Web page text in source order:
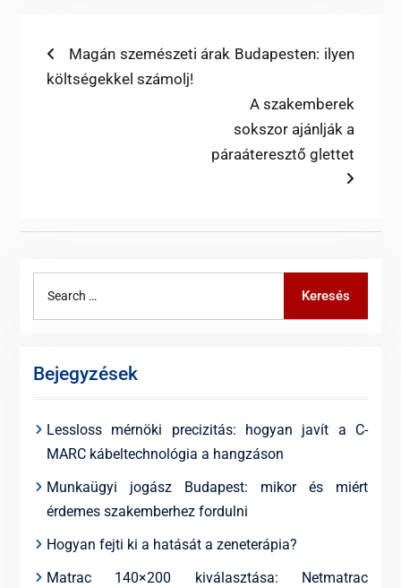
Bejegyzés
navigáció
Previous
post:
Magán szemészeti árak Budapesten: ilyen
költségekkel számolj!
Next
post:
A szakemberek
sokszor ajánlják a
páraáteresztő glettet
Keresés
Bejegyzések
Lessloss mérnöki precizitás: hogyan javít a C-
MARC kábeltechnológia a hangzáson
Munkaügyi jogász Budapest: mikor és miért
érdemes szakemberhez fordulni
Hogyan fejti ki a hatását a zeneterápia?
Matrac 140×200 kiválasztása: Netmatrac